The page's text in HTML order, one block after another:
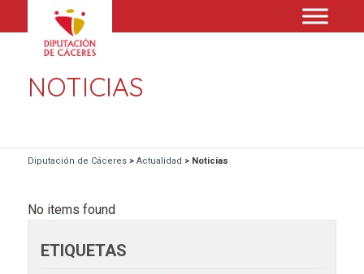
NOTICIAS
Diputación de Cáceres> Actualidad > Noticias
No items found
ETIQUETAS